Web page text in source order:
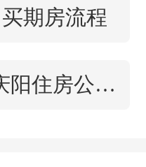
的问题，
买期房流程
庆阳住房公积金查询